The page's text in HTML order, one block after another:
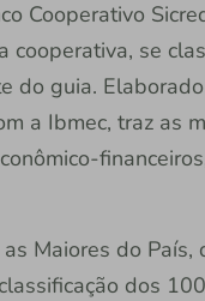
Cooperativo
cooperativa, se
do guia.
a Ibmec, traz as
Maiores do
dos